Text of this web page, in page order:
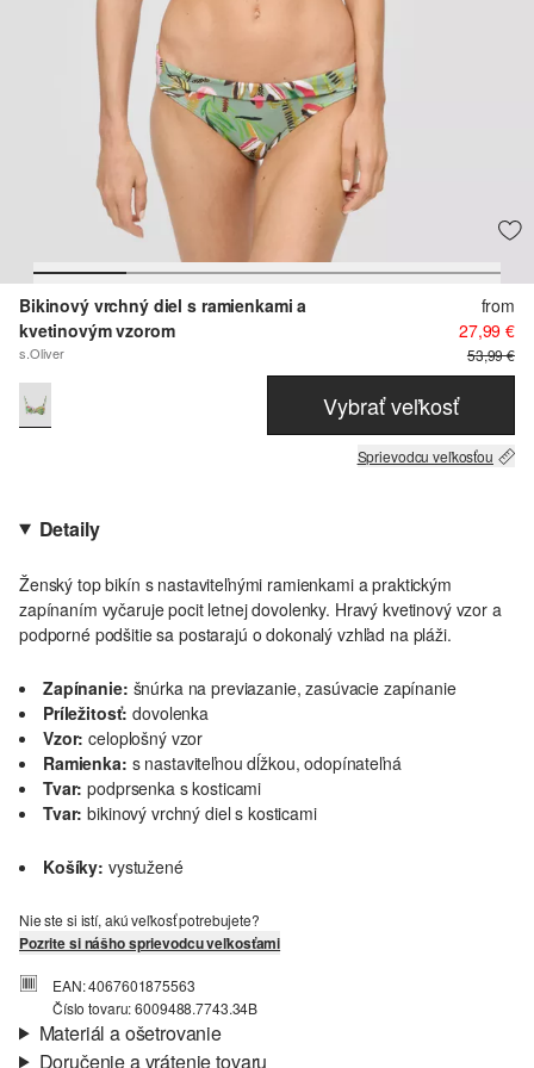
Bikinový vrchný diel s ramienkami a
kvetinovým vzorom
s.Oliver
from
27,99 €
53,99 €
Vybrať veľkosť
Sprievodcu veľkosťou
Detaily
Ženský top bikín s nastaviteľnými ramienkami a praktickým
zapínaním vyčaruje pocit letnej dovolenky. Hravý kvetinový vzor a
podporné podšitie sa postarajú o dokonalý vzhľad na pláži.
Zapínanie: šnúrka na previazanie, zasúvacie zapínanie
Príležitosť: dovolenka
Vzor: celoplošný vzor
Ramienka: s nastaviteľnou dĺžkou, odopínateľná
Tvar: podprsenka s kosticami
Tvar: bikinový vrchný diel s kosticami
Košíky: vystužené
Nie ste si istí, akú veľkosť potrebujete?
Pozrite si nášho sprievodcu veľkosťami
EAN: 4067601875563
Číslo tovaru: 6009488.7743.34B
Materiál a ošetrovanie
Doručenie a vrátenie tovaru